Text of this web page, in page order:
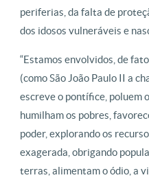
periferias, da falta de
dos idosos vulneráveis ​​e
“Estamos envolvidos, de
(como São João Paulo II a
escreve o pontífice, poluem
humilham os pobres,
poder, explorando os
exagerada, obrigando
terras, alimentam o ódio, a